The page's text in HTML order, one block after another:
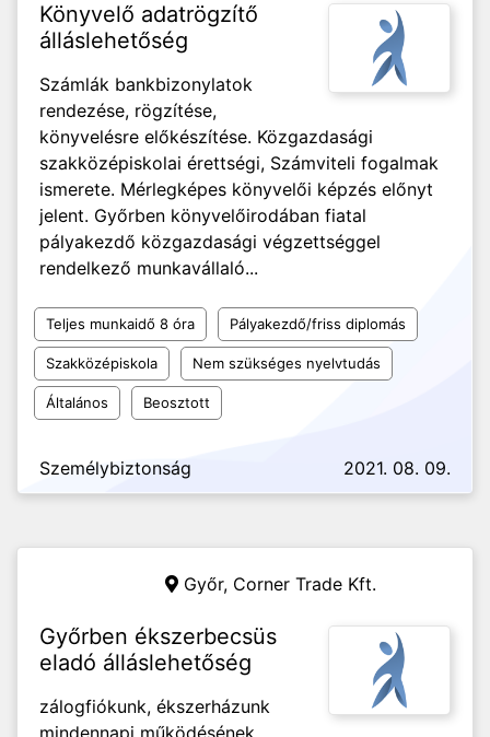
Könyvelő adatrögzítő
álláslehetőség
Számlák bankbizonylatok
rendezése, rögzítése,
könyvelésre előkészítése. Közgazdasági
szakközépiskolai érettségi, Számviteli fogalmak
ismerete. Mérlegképes könyvelői képzés előnyt
jelent. Győrben könyvelőirodában fiatal
pályakezdő közgazdasági végzettséggel
rendelkező munkavállaló...
Teljes munkaidő 8 óra Pályakezdő/friss diplomás
Szakközépiskola Nem szükséges nyelvtudás
Általános Beosztott
Személybiztonság 2021. 08. 09.
Győr, Corner Trade Kft.
Győrben ékszerbecsüs
eladó álláslehetőség
zálogfiókunk, ékszerházunk
mindennapi működésének